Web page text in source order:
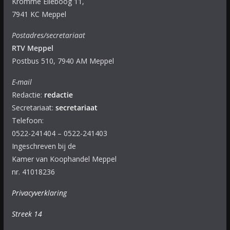
7941 KC Meppel
Postadres/secretariaat
RTV Meppel
Postbus 510, 7940 AM Meppel
E-mail
Redactie: redactie
Secretariaat: secretariaat
Telefoon:
0522-241404 – 0522-241403
Ingeschreven bij de
Kamer van Koophandel Meppel
nr. 41018236
Privacyverklaring
Streek 14